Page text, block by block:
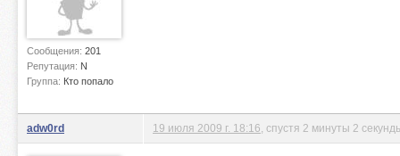
Сообщения: 201
Репутация: N
Группа: Кто попало
adw0rd 19 июля 2009 г. 18:16 , спустя 2 минуты 2